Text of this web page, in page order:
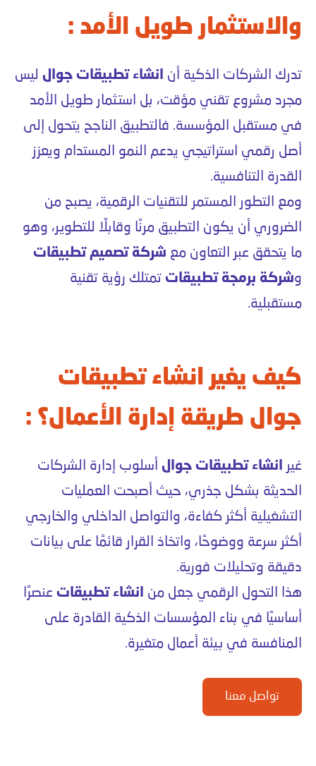
والاستثمار طويل الأمد :
تدرك الشركات الذكية أن انشاء تطبيقات جوال ليس
مجرد مشروع تقني مؤقت، بل استثمار طويل الأمد
في مستقبل المؤسسة. فالتطبيق الناجح يتحول إلى
أصل رقمي استراتيجي يدعم النمو المستدام ويعزز
القدرة التنافسية.
ومع التطور المستمر للتقنيات الرقمية، يصبح من
الضروري أن يكون التطبيق مرنًا وقابلًا للتطوير، وهو
ما يتحقق عبر التعاون مع شركة تصميم تطبيقات
وشركة برمجة تطبيقات تمتلك رؤية تقنية
مستقبلية.
كيف يغير انشاء تطبيقات
جوال طريقة إدارة الأعمال؟ :
غير انشاء تطبيقات جوال أسلوب إدارة الشركات
الحديثة بشكل جذري، حيث أصبحت العمليات
التشغيلية أكثر كفاءة، والتواصل الداخلي والخارجي
أكثر سرعة ووضوحًا، واتخاذ القرار قائمًا على بيانات
دقيقة وتحليلات فورية.
هذا التحول الرقمي جعل من
انشاء تطبيقات عنصرًا
أساسيًا في بناء المؤسسات الذكية القادرة على
المنافسة في بيئة أعمال متغيرة.
تواصل معنا